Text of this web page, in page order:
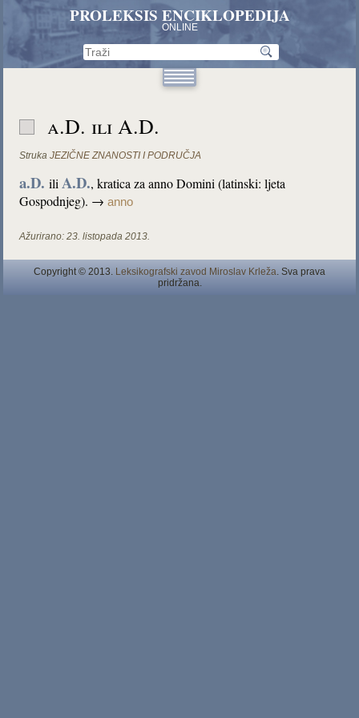
PROLEKSIS ENCIKLOPEDIJA
ONLINE
a.D. ili A.D.
Struka JEZIČNE ZNANOSTI I PODRUČJA
a.D.ili A.D., kratica za anno Domini (latinski: ljeta
Gospodnjeg). →anno
Ažurirano: 23. listopada 2013.
Copyright © 2013. Leksikografski zavod Miroslav Krleža. Sva prava
pridržana.